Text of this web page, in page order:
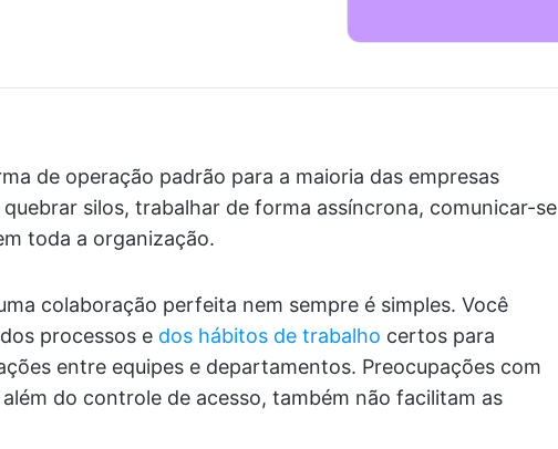
de operação padrão para a maioria das empresas
silos, trabalhar de forma assíncrona, comunicar-se
toda a organização.
colaboração perfeita nem sempre é simples. Você
processos e dos hábitos de trabalho certos para
entre equipes e departamentos. Preocupações com
do controle de acesso, também não facilitam as